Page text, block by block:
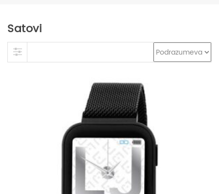
Skip to content
Satovi